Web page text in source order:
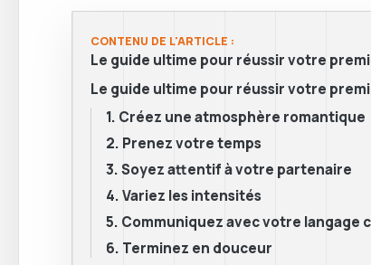
CONTENU DE L'ARTICLE :
Le guide ultime pour réussir votre
Le guide ultime pour réussir votre
1. Créez une atmosphère romantique
2. Prenez votre temps
3. Soyez attentif à votre partenaire
4. Variez les intensités
5. Communiquez avec votre langage
6. Terminez en douceur